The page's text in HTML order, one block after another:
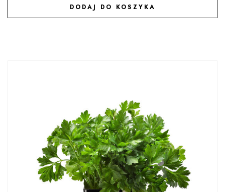
DODAJ DO KOSZYKA
DODAJ DO ULUBIONYCH